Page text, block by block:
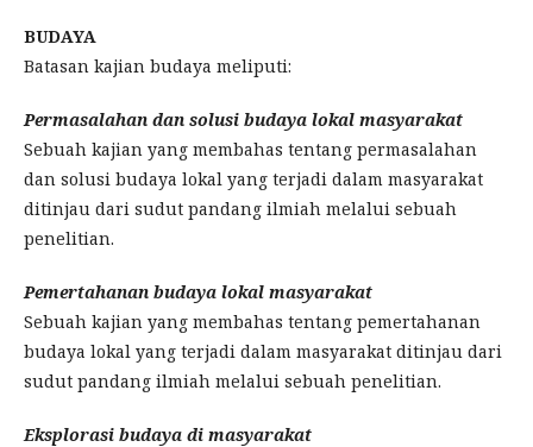
BUDAYA
Batasan kajian budaya meliputi:
Permasalahan dan solusi budaya lokal masyarakat
Sebuah kajian yang membahas tentang permasalahan
dan solusi budaya lokal yang terjadi dalam masyarakat
ditinjau dari sudut pandang ilmiah melalui sebuah
penelitian.
Pemertahanan budaya lokal masyarakat
Sebuah kajian yang membahas tentang pemertahanan
budaya lokal yang terjadi dalam masyarakat ditinjau dari
sudut pandang ilmiah melalui sebuah penelitian.
Eksplorasi budaya di masyarakat